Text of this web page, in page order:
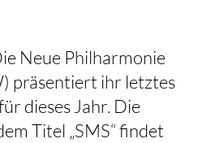
Neue Philharmonie
präsentiert ihr letztes
dieses Jahr. Die
Titel „SMS“ findet